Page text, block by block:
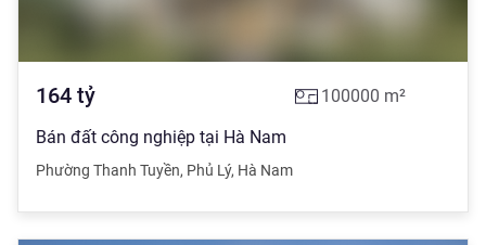
164 tỷ 100000 m²
Bán đất công nghiệp tại Hà Nam
Phường Thanh Tuyền, Phủ Lý, Hà Nam